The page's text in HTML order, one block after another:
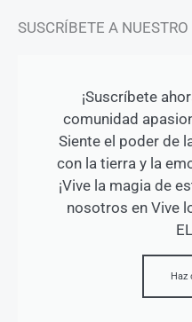
SUSCRÍBETE A
¡Suscríbete
comunidad
Siente el poder de
con la tierra y la
¡Vive la magia de
nosotros en Vive
Haz